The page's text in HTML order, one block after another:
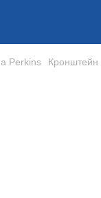
Perkins Кронштейн